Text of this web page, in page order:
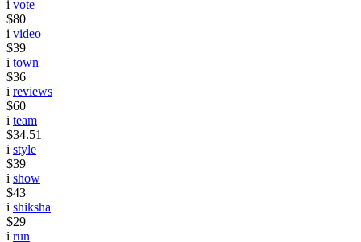
i vote
$80
i video
$39
i town
$36
i reviews
$60
i team
$34.51
i style
$39
i show
$43
i shiksha
$29
i run